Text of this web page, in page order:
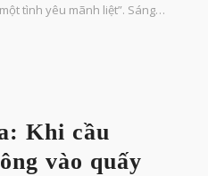
tình yêu mãnh liệt”. Sáng…
Khi cầu
vào quấy